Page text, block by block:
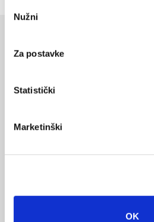
pristanka
Nužni
Za postavke
Statistički
Marketinški
OK
Vaša adresa e-pošte neće